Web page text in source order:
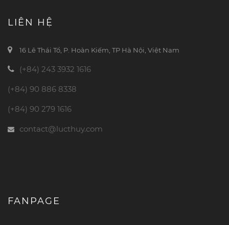
LIÊN HỆ
16 Lê Thái Tổ, P. Hoàn Kiếm, TP Hà Nội, Việt Nam
(+84) 243 3932 1616
(+84) 90 886 8338
(+84) 90 279 1616
contact@lucthuy.com
FANPAGE